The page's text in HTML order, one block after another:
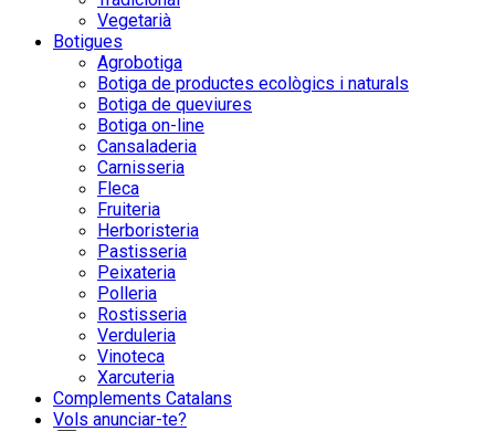
Vegetarià
Botigues
Agrobotiga
Botiga de productes ecològics i naturals
Botiga de queviures
Botiga on-line
Cansaladeria
Carnisseria
Fleca
Fruiteria
Herboristeria
Pastisseria
Peixateria
Polleria
Rostisseria
Verduleria
Vinoteca
Xarcuteria
Complements Catalans
Vols anunciar-te?